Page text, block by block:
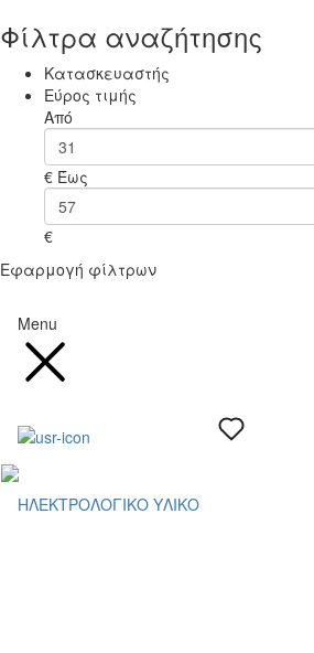
Φίλτρα αναζήτησης
Κατασκευαστής
Εύρος τιμής
Από
€ Έως
€
Εφαρμογή φίλτρων
Menu
ΗΛΕΚΤΡΟΛΟΓΙΚΟ ΥΛΙΚΟ